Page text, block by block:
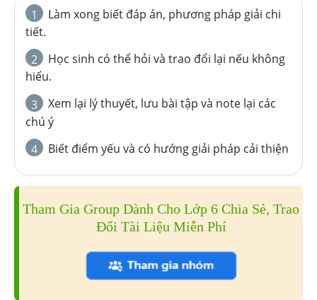
1
Làm xong biết đáp án, phương pháp giải chi
tiết.
2
Học sinh có thể hỏi và trao đổi lại nếu không
hiểu.
3
Xem lại lý thuyết, lưu bài tập và note lại các
chú ý
4
Biết điểm yếu và có hướng giải pháp cải thiện
Tham Gia Group Dành Cho Lớp 6 Chia Sẻ, Trao
Đổi Tài Liệu Miễn Phí